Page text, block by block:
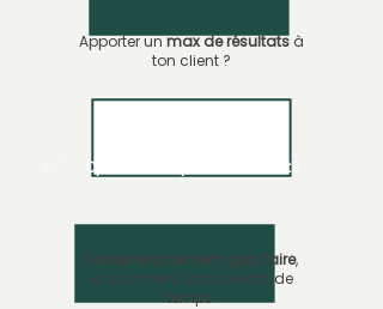
Apporter unmax de résultats à
ton client ?
Optimise ton parcours client !
Savoir exactement quoi faire,
et comment sans perdre de
temps.